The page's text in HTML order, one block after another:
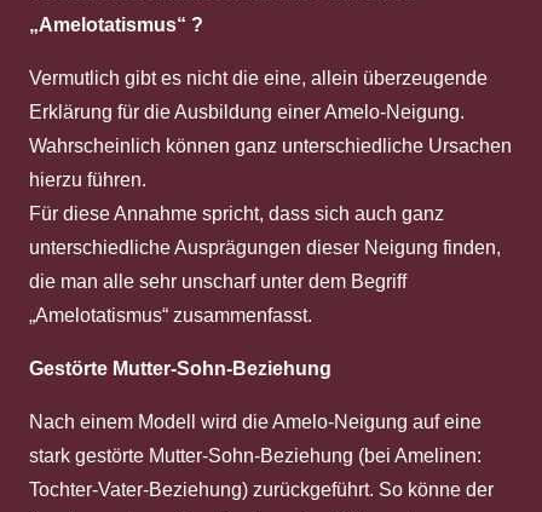
„Amelotatismus“ ?
Vermutlich gibt es nicht die eine, allein überzeugende
Erklärung für die Ausbildung einer Amelo-Neigung.
Wahrscheinlich können ganz unterschiedliche Ursachen
hierzu führen.
Für diese Annahme spricht, dass sich auch ganz
unterschiedliche Ausprägungen dieser Neigung finden,
die man alle sehr unscharf unter dem Begriff
„Amelotatismus“ zusammenfasst.
Gestörte Mutter-Sohn-Beziehung
Nach einem Modell wird die Amelo-Neigung auf eine
stark gestörte Mutter-Sohn-Beziehung (bei Amelinen:
Tochter-Vater-Beziehung) zurückgeführt. So könne der